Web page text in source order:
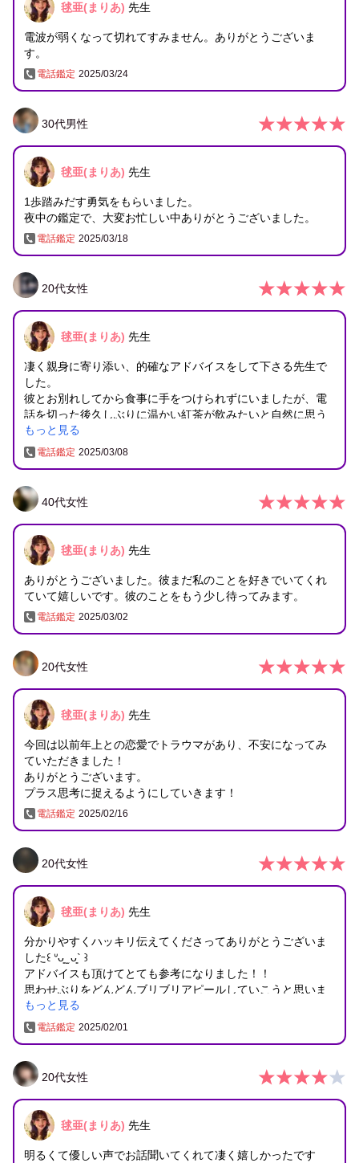
毬亜(まりあ) 先生
電波が弱くなって切れてすみません。ありがとうございま
す。
電話鑑定 2025/03/24
30代男性
毬亜(まりあ) 先生
1歩踏みだす勇気をもらいました。
夜中の鑑定で、大変お忙しい中ありがとうございました。
電話鑑定 2025/03/18
20代女性
毬亜(まりあ) 先生
凄く親身に寄り添い、的確なアドバイスをして下さる先生で
した。
彼とお別れしてから食事に手をつけられずにいましたが、電
話を切った後久しぶりに温かい紅茶が飲みたいと自然に思う
ことができたのは先生のお力をいただけたからだと思いま
す。心から感謝しております。ぜひ、またよろしくお願いい
もっと見る
電話鑑定 2025/03/08
40代女性
毬亜(まりあ) 先生
ありがとうございました。彼まだ私のことを好きでいてくれ
ていて嬉しいです。彼のことをもう少し待ってみます。
電話鑑定 2025/03/02
20代女性
毬亜(まりあ) 先生
今回は以前年上との恋愛でトラウマがあり、不安になってみ
ていただきました！
ありがとうございます。
プラス思考に捉えるようにしていきます！
電話鑑定 2025/02/16
20代女性
毬亜(まりあ) 先生
分かりやすくハッキリ伝えてくださってありがとうございま
した꒰ ᐡᴗ͈ ̫ ᴗ͈` ꒱
アドバイスも頂けてとても参考になりました！！
思わせぶりをどんどんブリブリアピールしていこうと思いま
す！！꒰ᐢɞ̴̶̷ ·̫ ɞ̴̶̷ᐢ꒱♡
もっと見る
電話鑑定 2025/02/01
20代女性
毬亜(まりあ) 先生
明るくて優しい声でお話聞いてくれて凄く嬉しかったです